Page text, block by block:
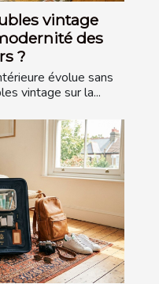
vintage
des
?
évolue sans
vintage sur la...